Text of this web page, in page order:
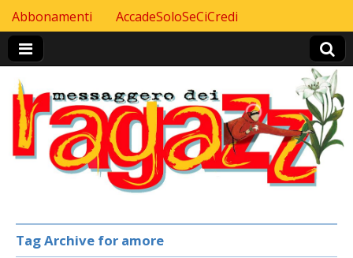
Header Top menu
Skip to content
Abbonamenti AccadeSoloSeCiCredi
Tag Archive for amore